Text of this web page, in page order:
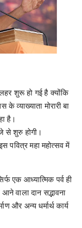
शुरू हो गई है क्योंकि
व्याख्याता मोरारी बा
है।
से शुरु होगी।
पवित्र महा महोत्सव में
एक आध्यात्मिक पर्व ही
वाला दान सद्भावना
और अन्य धर्मार्थ कार्य